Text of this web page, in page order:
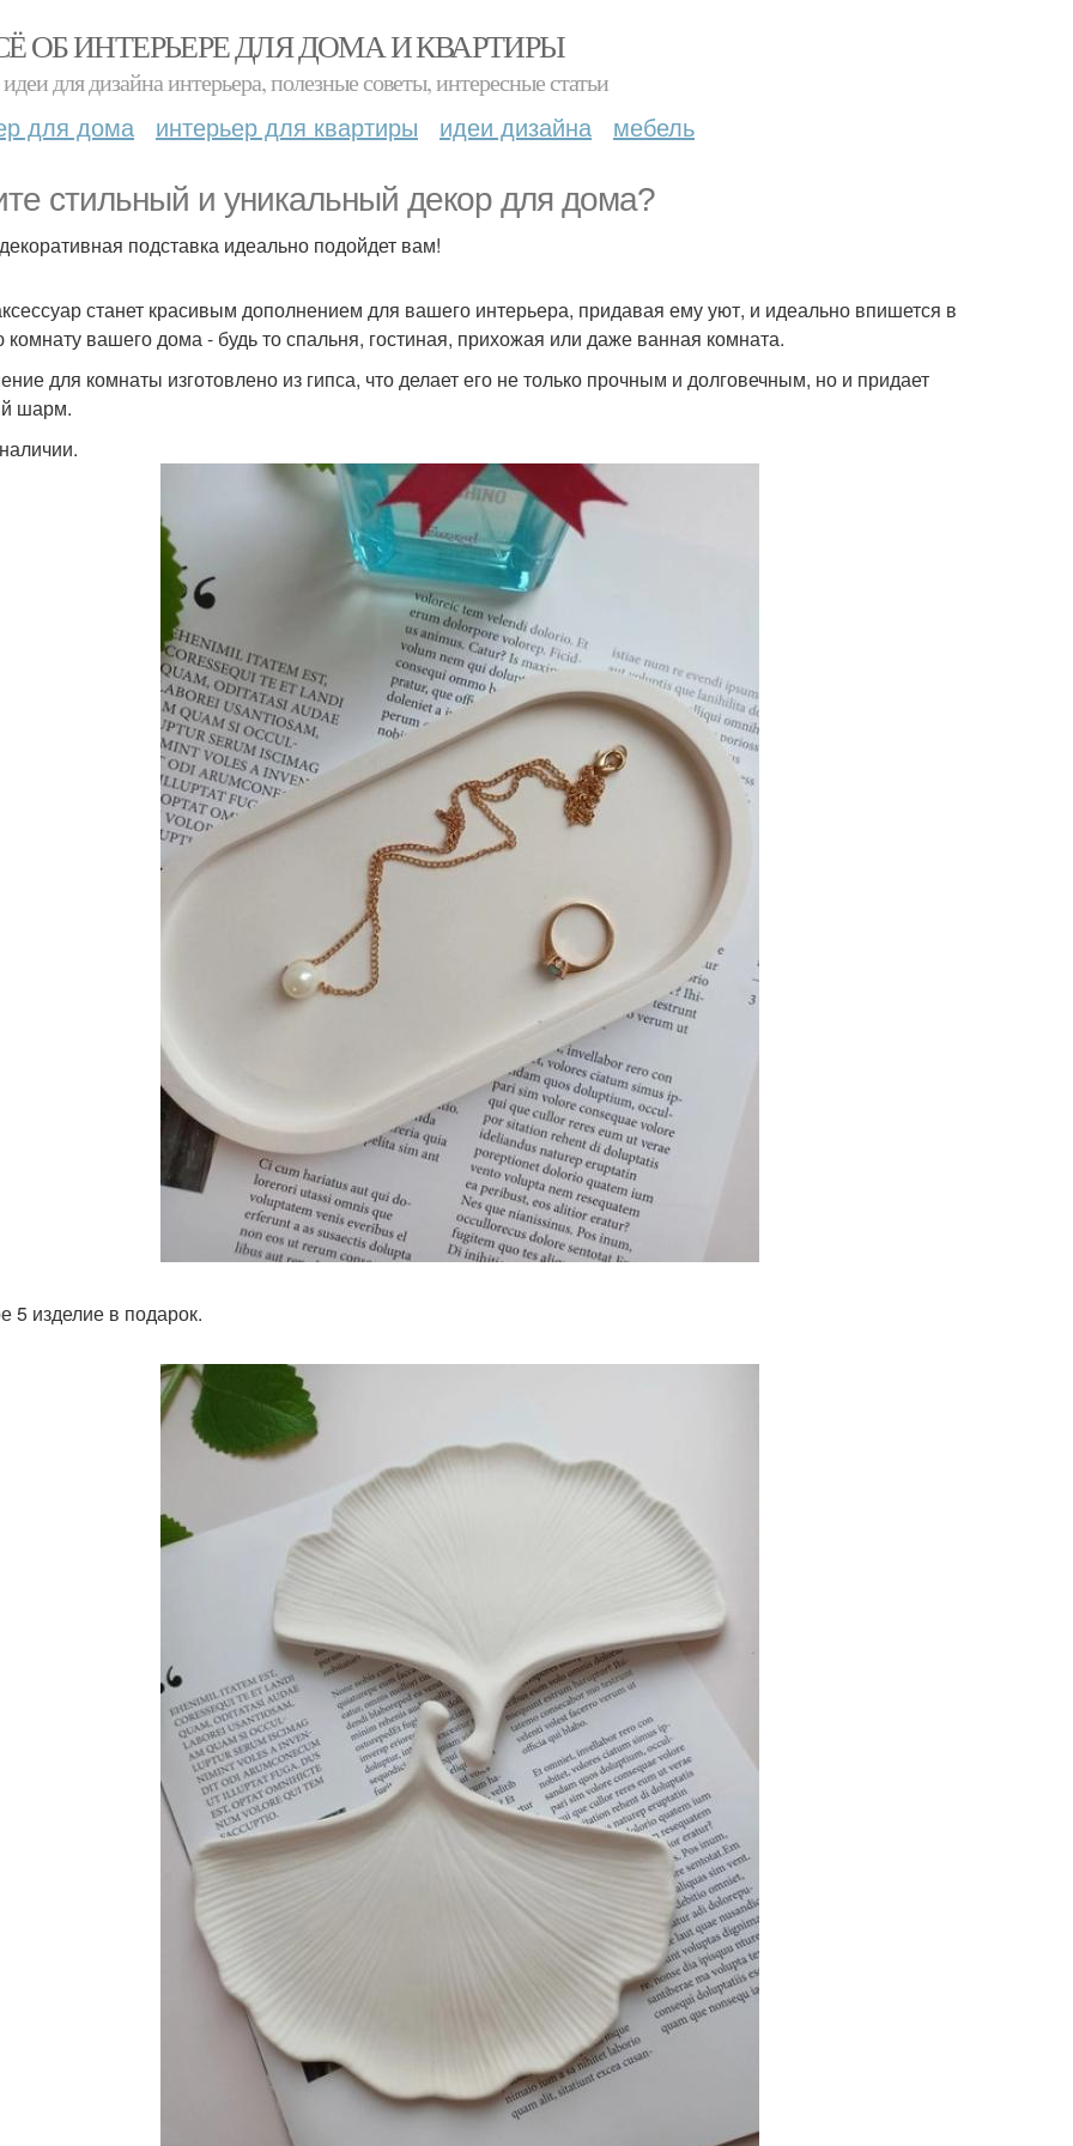
ОБ ИНТЕРЬЕРЕ ДЛЯ ДОМА И КВАРТИРЫ
для дизайна интерьера, полезные советы, интересные статьи
для дома интерьер для квартиры идеи дизайна мебель
стильный и уникальный декор для дома?
подставка идеально подойдет вам!
станет красивым дополнением для вашего интерьера, придавая ему уют, и идеально впишется в
вашего дома - будь то спальня, гостиная, прихожая или даже ванная комната.
для комнаты изготовлено из гипса, что делает его не только прочным и долговечным, но и придает
шарм.
5 изделие в подарок.